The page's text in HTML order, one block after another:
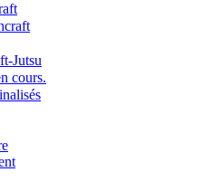
Jutsu
cours.